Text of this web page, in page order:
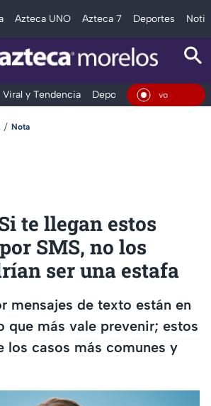
Azteca UNO Azteca 7 Deportes
Viral y Tendencia Deportes Espectáculos
En
Nota
te llegan estos
SMS, no los
ser una estafa
mensajes de texto están en
que más vale prevenir; estos
los casos más comunes y